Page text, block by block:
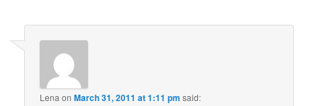
Lena onMarch 31, 2011 at 1:11 pm said: